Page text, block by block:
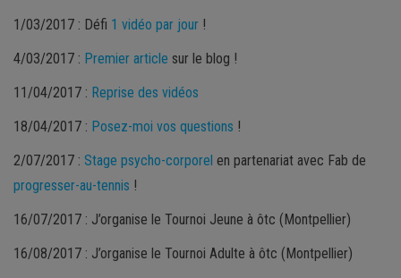
1/03/2017 : Défi 1 vidéo par jour !
4/03/2017 : Premier article sur le blog !
11/04/2017 : Reprise des vidéos
18/04/2017 : Posez-moi vos questions !
2/07/2017 : Stage psycho-corporel en partenariat avec Fab de
progresser-au-tennis !
16/07/2017 : J’organise le Tournoi Jeune à ôtc (Montpellier)
16/08/2017 : J’organise le Tournoi Adulte à ôtc (Montpellier)